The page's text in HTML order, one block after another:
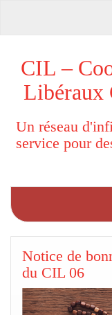
CIL –
Libéraux
Un réseau
service pour
Notice de
du CIL 06